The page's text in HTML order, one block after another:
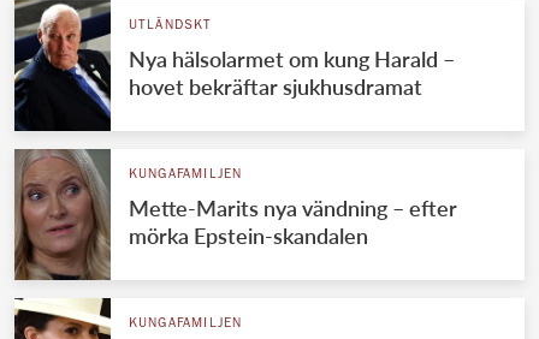
UTLÄNDSKT
Nya hälsolarmet om kung Harald –
hovet bekräftar sjukhusdramat
KUNGAFAMILJEN
Mette-Marits nya vändning – efter
mörka Epstein-skandalen
KUNGAFAMILJEN